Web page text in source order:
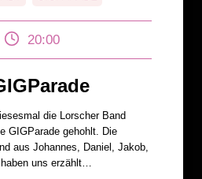
JUGEND BAND
BAND
MUSIK
PUNK
RADIO DARMSTADT
FESTIVAL
20:00
die Lorscher Band
GIGParade gehohlt. Die
aus Johannes, Daniel, Jakob,
uns erzählt…